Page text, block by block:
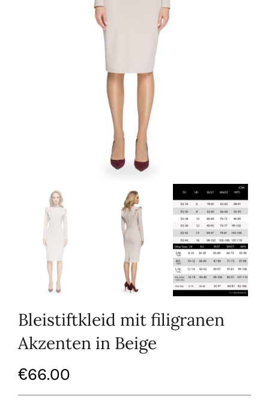
Bleistiftkleid mit filigranen
Akzenten in Beige
€66.00